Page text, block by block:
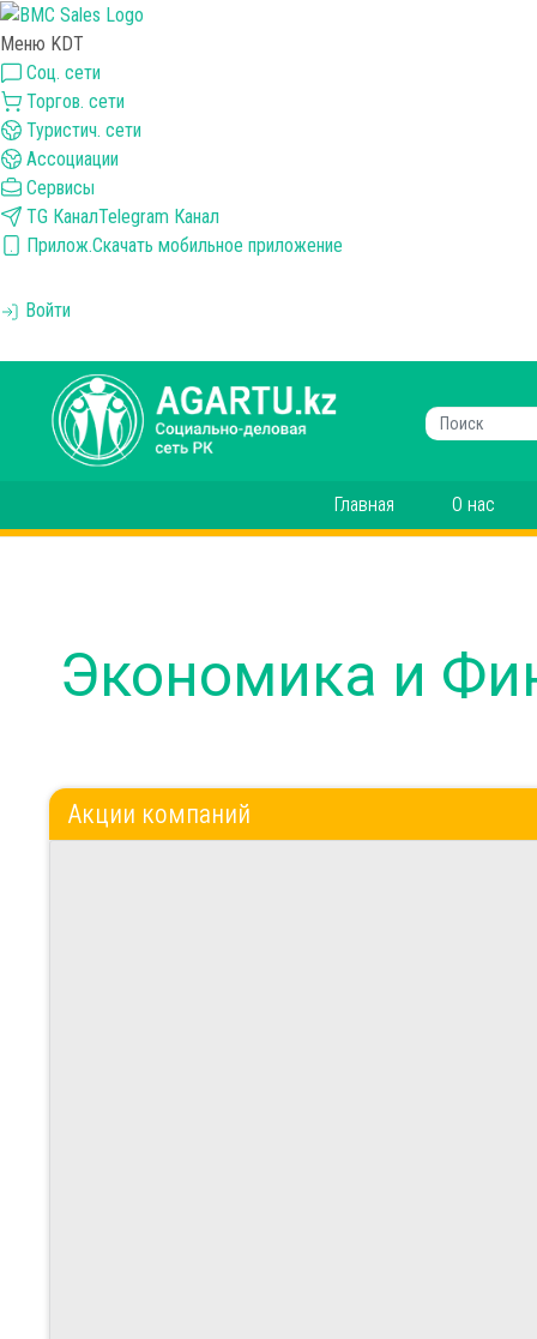
Меню KDT
Соц. сети
Торгов. сети
Туристич. сети
Ассоциации
Сервисы
TG КаналTelegram Канал
Прилож.Скачать мобильное приложение
Войти
Главная О нас
Экономика и
Акции компаний